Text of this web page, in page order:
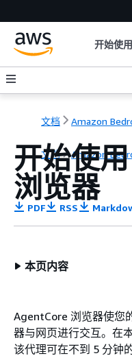
开始使用
文档 Amazon
文档 Amazon
开始使
浏览器
PDF RSS
本页内容
AgentCore 浏览器使您
器与网页进行交互。在
该代理可在不到 5 分钟